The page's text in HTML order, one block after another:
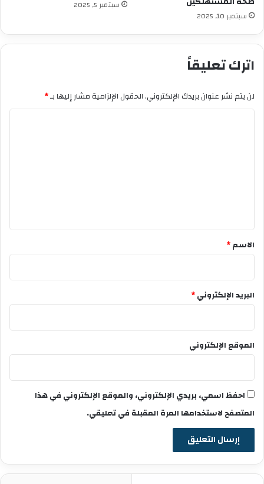
سبتمبر 10, 2025
سبتمبر 5, 2025
اترك تعليقاً
لن يتم نشر عنوان بريدك الإلكتروني.الحقول الإلزامية مشار إليها بـ*
*
الاسم*
البريد الإلكتروني*
الموقع الإلكتروني
احفظ اسمي، بريدي الإلكتروني، والموقع الإلكتروني في هذا
المتصفح لاستخدامها المرة المقبلة في تعليقي.